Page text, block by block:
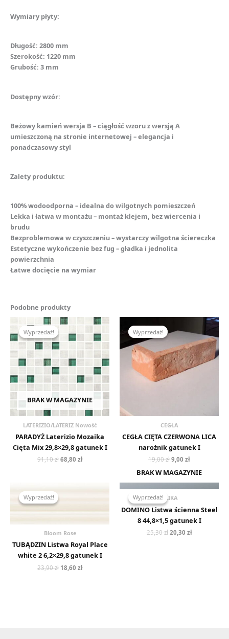
Wymiary płyty:
Długość: 2800 mm
Szerokość: 1220 mm
Grubość: 3 mm
Dostępny wzór:
Beżowy kamień wersja B – ciągłość wzoru z wersją A
umieszczoną na stronie internetowej – elegancja i
ponadczasowy styl
Zalety produktu:
100% wodoodporna – idealna do wilgotnych pomieszczeń
Lekka i łatwa w montażu – montaż klejem, bez wiercenia i
brudu
Bezproblemowa w czyszczeniu – wystarczy wilgotna ściereczka
Estetyczne wykończenie bez fug – gładka i jednolita
powierzchnia
Łatwe docięcie na wymiar
Podobne produkty
Wyprzedaż!
BRAK W MAGAZYNIE
Wyprzedaż!
LATERIZIO/LATERIZ Nowość
PARADYŻ Laterizio Mozaika
Cięta Mix 29,8×29,8 gatunek I
91,10zł
Pierwotna
cena
wynosiła:
91,10 zł.
68,80 zł
Aktualna
cena
wynosi:
68,80 zł.
Wyprzedaż!
Wyprzedaż!
CEGŁA
CEGŁA CIĘTA CZERWONA LICA
narożnik gatunek I
19,00zł
wynosiła:
19,00 zł.
9,00 zł
Aktualna
wynosi:
9,00 zł.
Wyprzedaż!
Wyprzedaż!
Bloom Rose
TUBĄDZIN Listwa Royal Place
white 2 6,2×29,8 gatunek I
23,90zł 18,60 zł
Wyprzedaż!
BRAK W MAGAZYNIE
Wyprzedaż!BRIKA
DOMINO Listwa ścienna Steel
8 44,8×1,5 gatunek I
25,30zł
wynosiła:
25,30 zł.
20,30 zł
20,30 zł.